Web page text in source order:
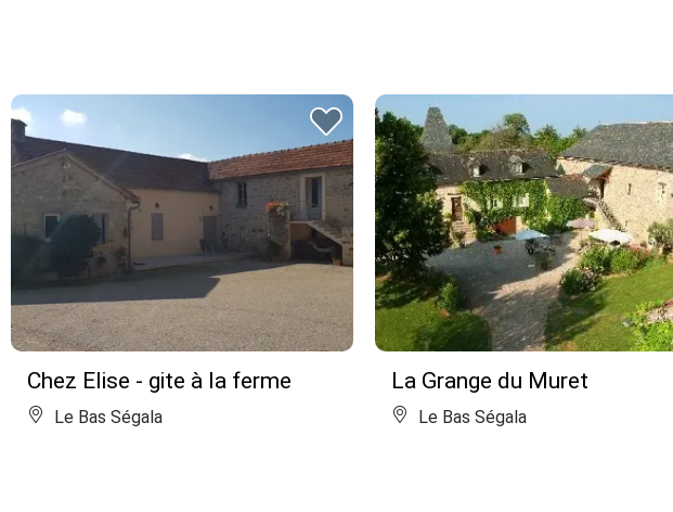
Chez Elise - gite à la ferme
Le Bas Ségala
La Grange du Muret
Le Bas Ségala